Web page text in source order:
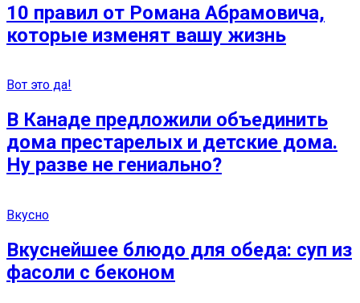
10 правил от Романа Абрамовича,
которые изменят вашу жизнь
Вот это да!
В Канаде предложили объединить
дома престарелых и детские дома.
Ну разве не гениально?
Вкусно
Вкуснейшее блюдо для обеда: суп из
фасоли с беконом